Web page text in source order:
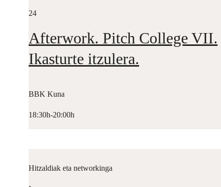
24
Afterwork. Pitch College VII.
Ikasturte itzulera.
BBK Kuna
18:30h-20:00h
Hitzaldiak eta networkinga